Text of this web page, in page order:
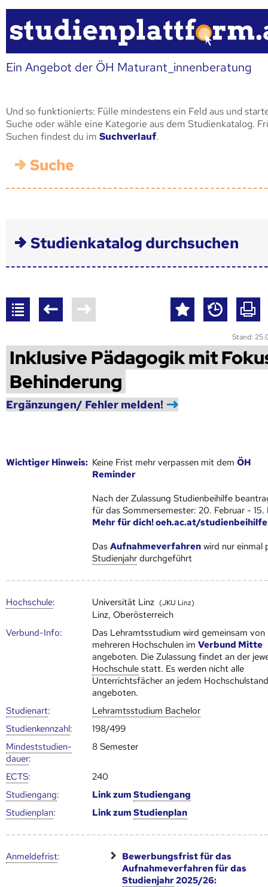
Ein Angebot der ÖH Maturant_innenberatung
Und so funktionierts: Fülle mindestens ein Feld aus und
Suche oder wähle eine Kategorie aus dem Studienkatalog.
Suchen findest du im Suchverlauf.
Suche
Studienkatalog durchsuchen
Stand:
Inklusive Pädagogik mit
Behinderung
Ergänzungen/ Fehler melden!
Wich­ti­ger Hin­weis: Keine Frist mehr verpassen mit demÖH
Reminder
Nach der Zulassung Studienbeihilfe
für das Sommersemester: 20. Februar - 15.
Mehr für dich! oeh.ac.at/studienbeihilfe
DasAufnahmeverfahren wird nur einmal
Studienjahr durchgeführt
Hoch­schule: Universität Linz (JKU Linz)
Linz, Oberösterreich
Verbund-Info:
Das Lehramtsstudium wird gemeinsam von
mehreren Hoch­schulen imVerbund Mitte
angeboten. Die Zulassung findet an der
Hoch­schule statt. Es werden nicht alle
Unterrichtsfächer an jedem
angeboten.
Studienart:
Lehramtsstudium Bachelor
Studien­kenn­zahl:
198/499
Mindest­studien­
dauer:
8 Semester
ECTS:
240
Studien­gang: Link zumStudien­gang
Studien­plan: Link zumStudien­plan
Anmelde­frist:
Bewerbungsfrist für das
Aufnahmeverfahren für das
Studienjahr2025/26: